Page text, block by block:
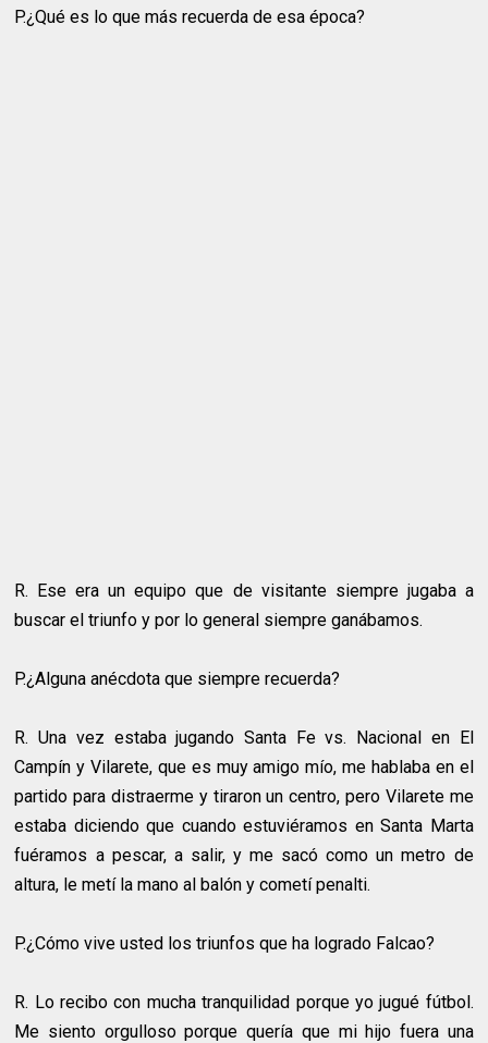
P.¿Qué es lo que más recuerda de esa época?
R. Ese era un equipo que de visitante siempre jugaba a
buscar el triunfo y por lo general siempre ganábamos.
P.¿Alguna anécdota que siempre recuerda?
R.Una vez estaba jugando Santa Fe vs. Nacional en El
Campín y Vilarete, que es muy amigo mío, me hablaba en el
partido para distraerme y tiraron un centro, pero Vilarete me
estaba diciendo que cuando estuviéramos en Santa Marta
fuéramos a pescar, a salir, y me sacó como un metro de
altura, le metí la mano al balón y cometí penalti.
P.¿Cómo vive usted los triunfos que ha logrado Falcao?
R. Lo recibo con mucha tranquilidad porque yo jugué fútbol.
Me siento orgulloso porque quería que mi hijo fuera una